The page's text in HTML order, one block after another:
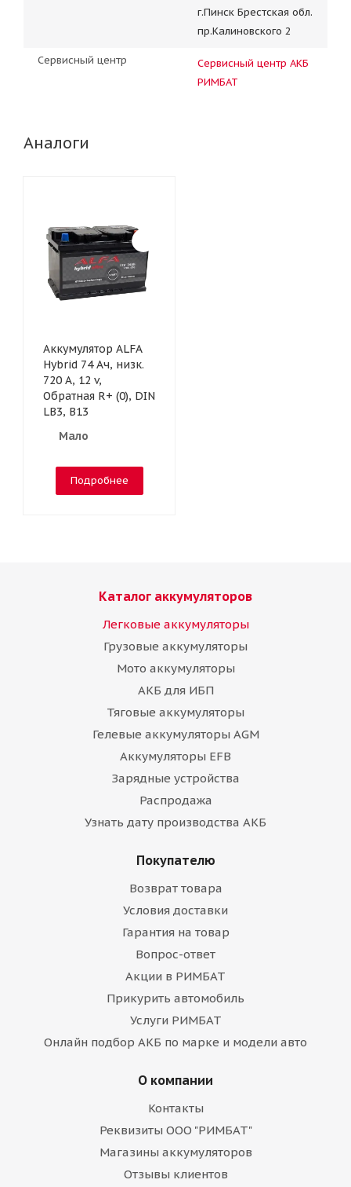
г.Пинск Брестская обл.
пр.Калиновского 2
Сервисный центр
Сервисный центр АКБ
РИМБАТ
Аналоги
Аккумулятор ALFA
Hybrid 74 Ач, низк.
720 А, 12 v,
Обратная R+ (0), DIN
LB3, B13
Мало
Подробнее
Каталог аккумуляторов
Легковые аккумуляторы
Грузовые аккумуляторы
Мото аккумуляторы
АКБ для ИБП
Тяговые аккумуляторы
Гелевые аккумуляторы AGM
Аккумуляторы EFB
Зарядные устройства
Распродажа
Узнать дату производства АКБ
Покупателю
Возврат товара
Условия доставки
Гарантия на товар
Вопрос-ответ
Акции в РИМБАТ
Прикурить автомобиль
Услуги РИМБАТ
Онлайн подбор АКБ по марке и модели авто
О компании
Контакты
Реквизиты ООО "РИМБАТ"
Магазины аккумуляторов
Отзывы клиентов